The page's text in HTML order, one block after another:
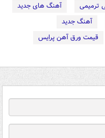
ترمیمی
آهنگ های جدید
آهنگ جدید
قیمت ورق آهن پرایس